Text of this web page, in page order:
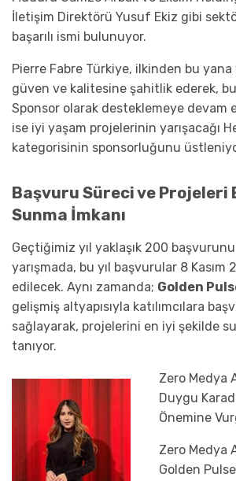
İletişim Direktörü Yusuf Ekiz gibi
başarılı ismi bulunuyor.
Pierre Fabre Türkiye, ilkinden bu yana
güven ve kalitesine şahitlik ederek, bu
Sponsor olarak desteklemeye devam
ise iyi yaşam projelerinin yarışacağı
kategorisinin sponsorluğunu
Başvuru Süreci ve Projeleri
Sunma İmkanı
Geçtiğimiz yıl yaklaşık 200
yarışmada, bu yıl başvurular 8 Kasım
edilecek. Aynı zamanda; Golden
gelişmiş altyapısıyla katılımcılara
sağlayarak, projelerini en iyi şekilde
tanıyor.
Zero Medya
Duygu
Önemine
Zero Medya
Golden